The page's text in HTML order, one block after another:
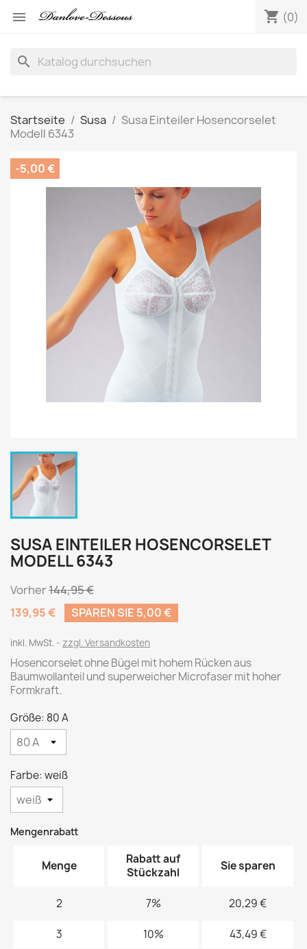
 shopping_cart (0)
search
Startseite Susa
Susa Einteiler Hosencorselet
Modell 6343
-5,00 €
SUSA EINTEILER HOSENCORSELET
MODELL 6343
Vorher144,95 €
139,95 €
SPAREN SIE 5,00 €
inkl. MwSt. zzgl. Versandkosten
Hosencorselet ohne Bügel mit hohem Rücken aus
Baumwollanteil und superweicher Microfaser mit hoher
Formkraft.
Größe: 80 A
Farbe: weiß
Mengenrabatt
Menge
Rabatt auf
Stückzahl
Sie sparen
2 7% 20,29 €
3 10% 43,49 €